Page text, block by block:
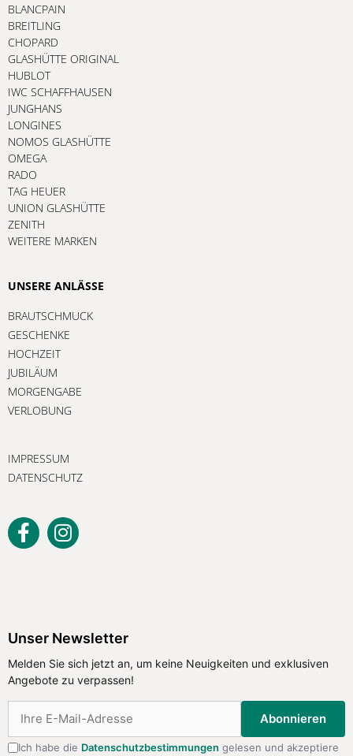
BLANCPAIN
BREITLING
CHOPARD
GLASHÜTTE ORIGINAL
HUBLOT
IWC SCHAFFHAUSEN
JUNGHANS
LONGINES
NOMOS GLASHÜTTE
OMEGA
RADO
TAG HEUER
UNION GLASHÜTTE
ZENITH
WEITERE MARKEN
UNSERE ANLÄSSE
BRAUTSCHMUCK
GESCHENKE
HOCHZEIT
JUBILÄUM
MORGENGABE
VERLOBUNG
IMPRESSUM
DATENSCHUTZ
Unser Newsletter
Melden Sie sich jetzt an, um keine Neuigkeiten und exklusiven
Angebote zu verpassen!
Abonnieren
Ich habe die Datenschutzbestimmungen gelesen und akzeptiere
zu verpassen!
Abonnieren